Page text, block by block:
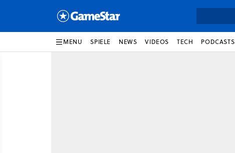
MENU SPIELE NEWS VIDEOS TECH PODCASTS